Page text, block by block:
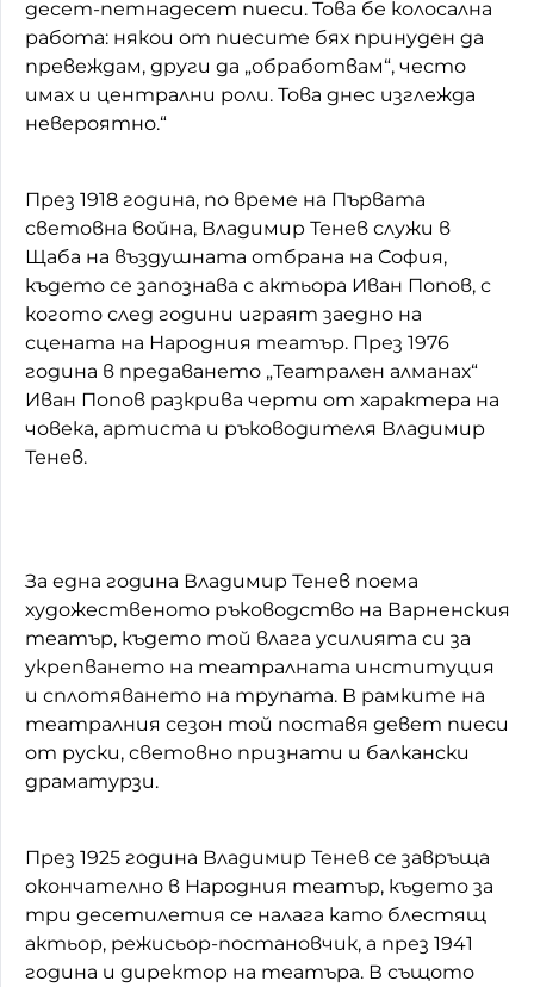
десет-петнадесет пиеси. Това бе колосална
работа: някои от пиесите бях принуден да
превеждам, други да „обработвам“, често
имах и централни роли. Това днес изглежда
невероятно.“
През 1918 година, по време на Първата
световна война, Владимир Тенев служи в
Щаба на въздушната отбрана на София,
където се запознава с актьора Иван Попов, с
когото след години играят заедно на
сцената на Народния театър. През 1976
година в предаването „Театрален алманах“
Иван Попов разкрива черти от характера на
човека, артиста и ръководителя Владимир
Тенев.
За една година Владимир Тенев поема
художественото ръководство на Варненския
театър, където той влага усилията си за
укрепването на театралната институция
и сплотяването на трупата. В рамките на
театралния сезон той поставя девет пиеси
от руски, световно признати и балкански
драматурзи.
През 1925 година Владимир Тенев се завръща
окончателно в Народния театър, където за
три десетилетия се налага като блестящ
актьор, режисьор-постановчик, а през 1941
година и директор на театъра. В същото